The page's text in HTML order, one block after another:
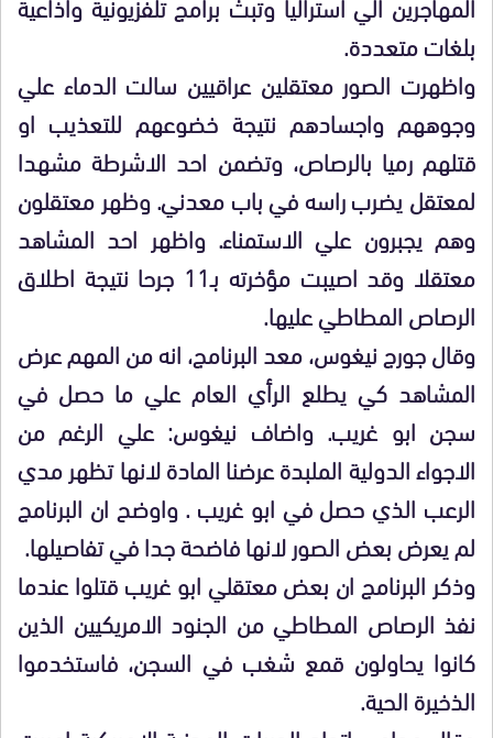
بلغات متعددة.
واظهرت الصور معتقلين عراقيين سالت الدماء علي
وجوههم واجسادهم نتيجة خضوعهم للتعذيب او
قتلهم رميا بالرصاص، وتضمن احد الاشرطة مشهدا
لمعتقل يضرب راسه في باب معدني. وظهر معتقلون
وهم يجبرون علي الاستمناء. واظهر احد المشاهد
معتقلا وقد اصيبت مؤخرته بـ11 جرحا نتيجة اطلاق
الرصاص المطاطي عليها.
وقال جورج نيغوس، معد البرنامج، انه من المهم عرض
المشاهد كي يطلع الرأي العام علي ما حصل في
سجن ابو غريب. واضاف نيغوس: علي الرغم من
الاجواء الدولية الملبدة عرضنا المادة لانها تظهر مدي
الرعب الذي حصل في ابو غريب . واوضح ان البرنامج
لم يعرض بعض الصور لانها فاضحة جدا في تفاصيلها.
وذكر البرنامج ان بعض معتقلي ابو غريب قتلوا عندما
نفذ الرصاص المطاطي من الجنود الامريكيين الذين
كانوا يحاولون قمع شغب في السجن، فاستخدموا
الذخيرة الحية.